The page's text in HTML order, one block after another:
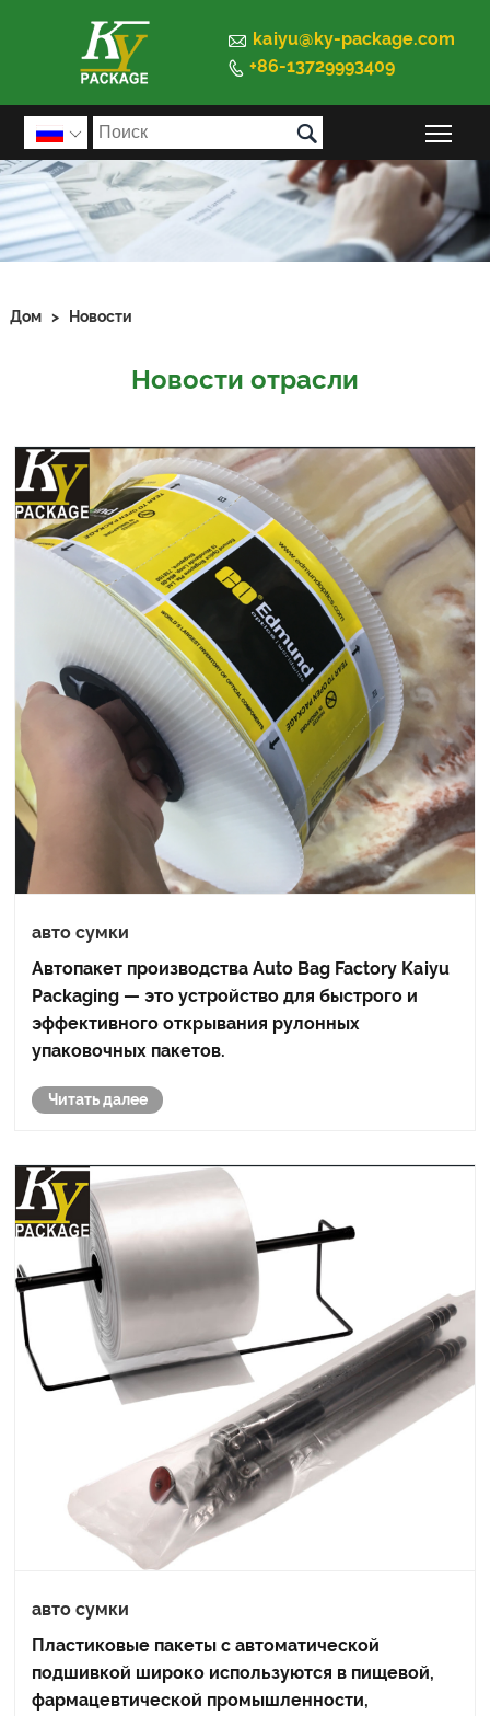
 kaiyu@ky-package.com
 +86-13729993409
 
Дом > Новости
Новости отрасли
авто сумки
Автопакет производства Auto Bag Factory Kaiyu
Packaging — это устройство для быстрого и
эффективного открывания рулонных
упаковочных пакетов.
Читать далее
авто сумки
Пластиковые пакеты с автоматической
подшивкой широко используются в пищевой,
фармацевтической промышленности,